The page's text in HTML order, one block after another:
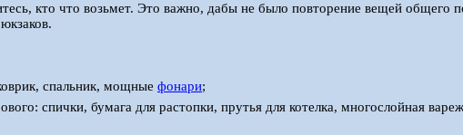
кто что возьмет. Это важно, дабы не было повторение вещей общего
спальник, мощные фонари;
спички, бумага для растопки, прутья для котелка, многослойная